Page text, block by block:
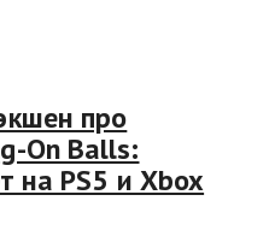
про
On Balls:
на PS5 и Xbox